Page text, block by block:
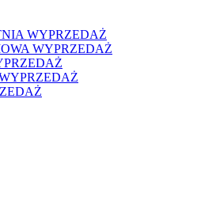
WYPRZEDAŻ
WYPRZEDAŻ